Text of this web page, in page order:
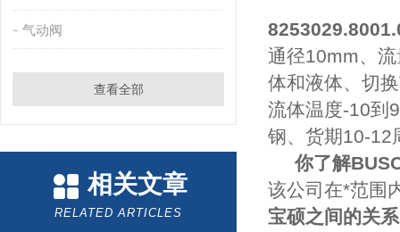
气动阀
查看全部
相关文章
RELATED ARTICLES
通径10mm、
体和液体、切
流体温度-10到
钢、货期10-12
你了解
该公司在*范围
宝硕之间的关